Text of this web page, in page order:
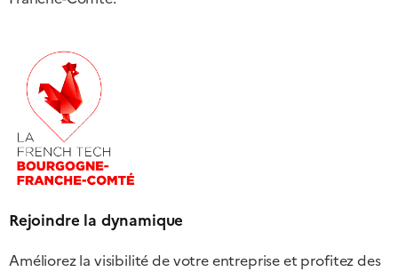
Rejoindre la dynamique
Améliorez la visibilité de votre entreprise et profitez des